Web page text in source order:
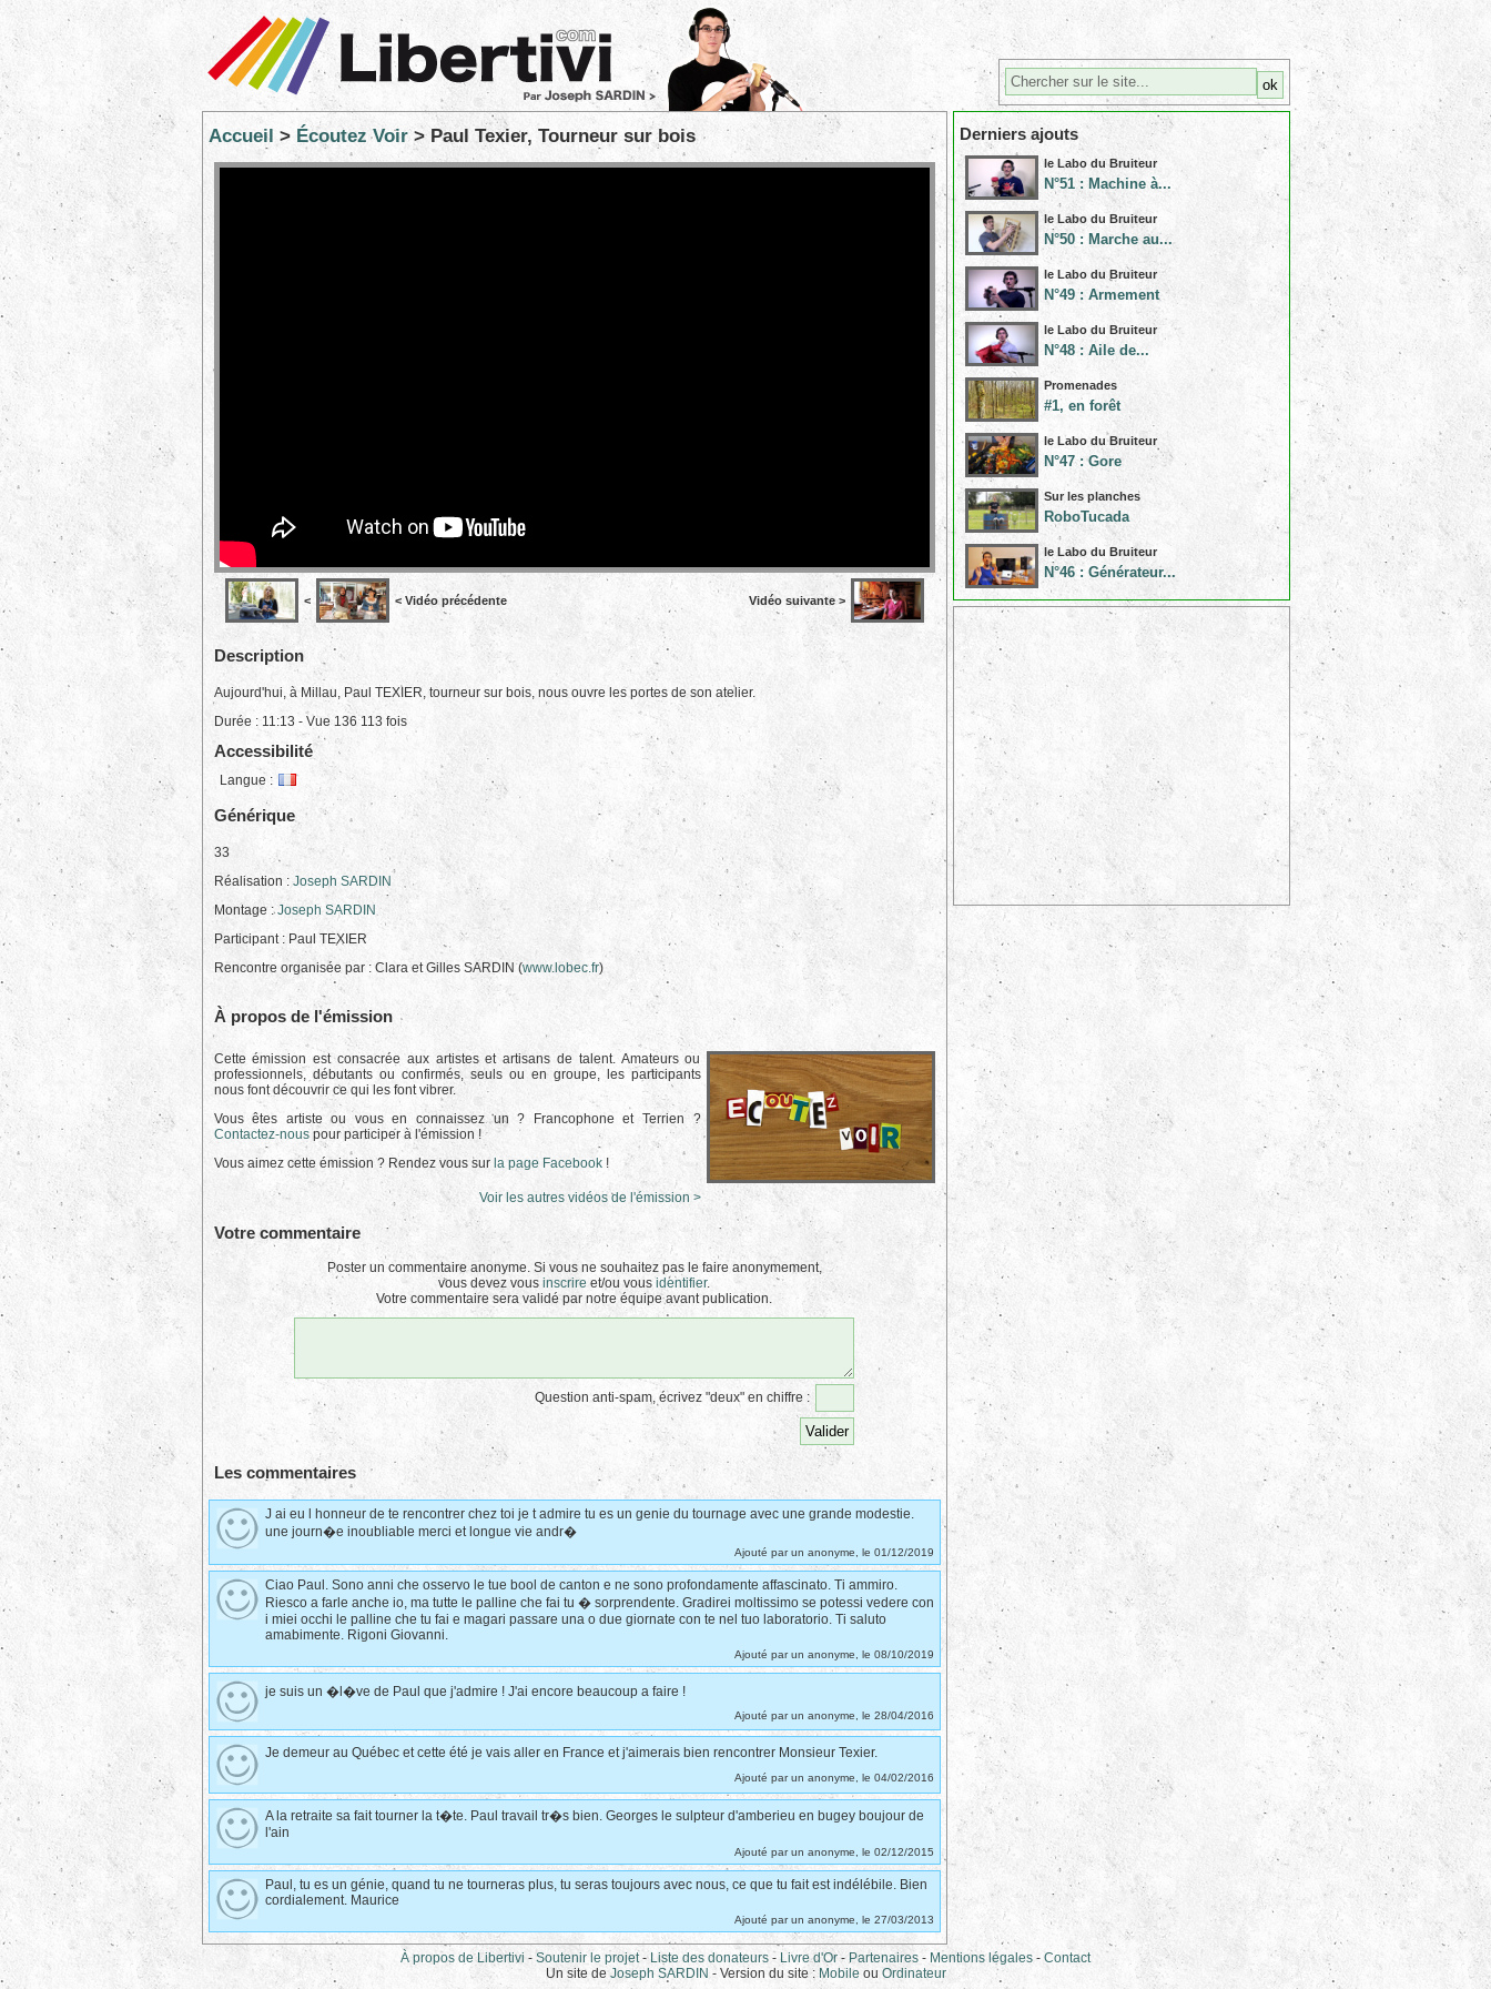
Accueil > Écoutez Voir> Paul Texier, Tourneur sur bois
< < Vidéo précédente Vidéo suivante >
Description
Aujourd'hui, à Millau, Paul TEXIER, tourneur sur bois, nous ouvre les portes de son atelier.
Durée : 11:13 - Vue 136 113 fois
Accessibilité
Langue :
Générique
33
Réalisation : Joseph SARDIN
Montage :Joseph SARDIN
Participant : Paul TEXIER
Rencontre organisée par : Clara et Gilles SARDIN (www.lobec.fr)
À propos de l'émission
Cette émission est consacrée aux artistes et artisans de talent. Amateurs ou
professionnels, débutants ou confirmés, seuls ou en groupe, les participants
nous font découvrir ce qui les font vibrer.
Vous êtes artiste ou vous en connaissez un ? Francophone et Terrien ?
Contactez-nouspour participer à l'émission !
Vous aimez cette émission ? Rendez vous sur la page Facebook!
Voir les autres vidéos de l'émission >
Votre commentaire
Poster un commentaire anonyme. Si vous ne souhaitez pas le faire anonymement,
vous devez vous inscrire et/ou vous identifier.
Votre commentaire sera validé par notre équipe avant publication.
Question anti-spam, écrivez "deux" en chiffre :
Les commentaires
J ai eu l honneur de te rencontrer chez toi je t admire tu es un genie du tournage avec une grande modestie.
une journ�e inoubliable merci et longue vie andr�
Ajouté par un anonyme, le 01/12/2019
Ciao Paul. Sono anni che osservo le tue bool de canton e ne sono profondamente affascinato. Ti ammiro.
Riesco a farle anche io, ma tutte le palline che fai tu � sorprendente. Gradirei moltissimo se potessi vedere con
i miei occhi le palline che tu fai e magari passare una o due giornate con te nel tuo laboratorio. Ti saluto
amabimente. Rigoni Giovanni.
Ajouté par un anonyme, le 08/10/2019
je suis un �l�ve de Paul que j'admire ! J'ai encore beaucoup a faire !
Ajouté par un anonyme, le 28/04/2016
Je demeur au Québec et cette été je vais aller en France et j'aimerais bien rencontrer Monsieur Texier.
Ajouté par un anonyme, le 04/02/2016
A la retraite sa fait tourner la t�te. Paul travail tr�s bien. Georges le sulpteur d'amberieu en bugey boujour de
l'ain
Ajouté par un anonyme, le 02/12/2015
Paul, tu es un génie, quand tu ne tourneras plus, tu seras toujours avec nous, ce que tu fait est indélébile. Bien
cordialement. Maurice
Ajouté par un anonyme, le 27/03/2013
Derniers ajouts
le Labo du Bruiteur
N°51 : Machine à...
le Labo du Bruiteur
N°50 : Marche au...
le Labo du Bruiteur
N°49 : Armement
le Labo du Bruiteur
N°48 : Aile de...
Promenades
#1, en forêt
le Labo du Bruiteur
N°47 : Gore
Sur les planches
RoboTucada
le Labo du Bruiteur
N°46 : Générateur...
À propos de Libertivi - Soutenir le projet- Liste des donateurs - Livre d'Or - Partenaires - Mentions légales - Contact
Un site de Joseph SARDIN - Version du site : Mobileou Ordinateur
libertivi, webtv, libertv, tv, joseph, sardin, t�l�vision, vid�os, programmes, libertyvi, artistes, artisans, artisanats, créations, hobbies, arts, ecoutez, ecouter, voir, paul, texier, tourneur, bois, boule, millau, woodturner, woodturning